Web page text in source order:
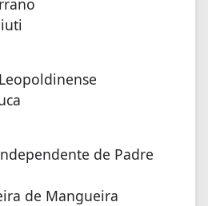
de Padre
de Mangueira